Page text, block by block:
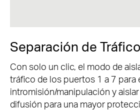
Separación de Tráfico
Con solo un clic, el modo de
tráfico de los puertos 1 a 7 para
intromisión/manipulación y
difusión para una mayor